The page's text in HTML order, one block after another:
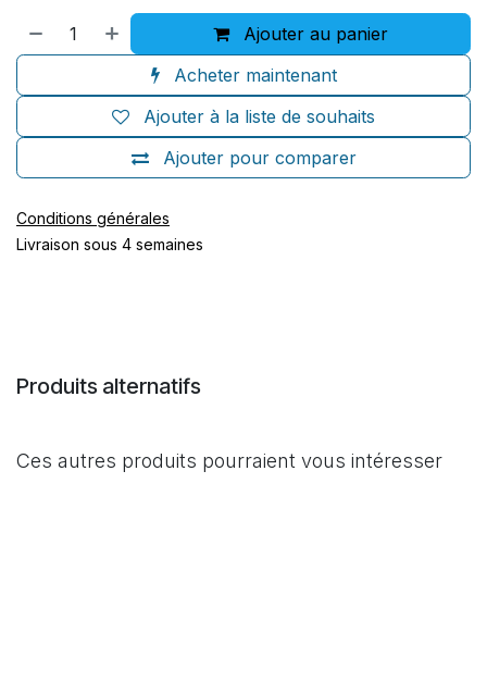
Ajouter au panier
Acheter maintenant
Ajouter pour comparer
Ajouter à la liste de souhaits
Conditions générales
Livraison sous 4 semaines
Produits alternatifs
Ces autres produits pourraient vous intéresser